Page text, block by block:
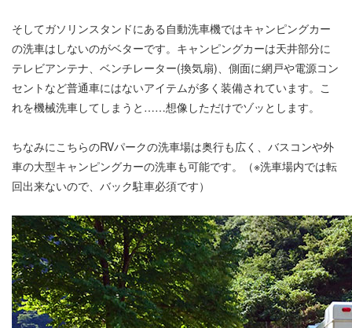
そしてガソリンスタンドにある自動洗車機ではキャンピングカー
の洗車はしないのがベターです。キャンピングカーは天井部分に
テレビアンテナ、ベンチレーター(換気扇)、側面に網戸や電源コン
セントなど普通車にはないアイテムが多く装備されています。こ
れを機械洗車してしまうと……想像しただけでゾッとします。
ちなみにこちらのRVパークの洗車場は奥行も広く、バスコンや外
車の大型キャンピングカーの洗車も可能です。（※洗車場内では転
回出来ないので、バック駐車必須です）